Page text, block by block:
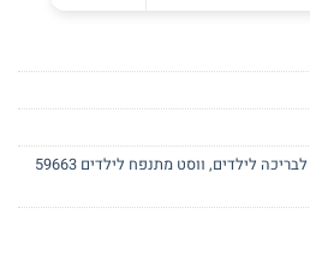
לילדים,
ווסט מתנפח לילדים 59663